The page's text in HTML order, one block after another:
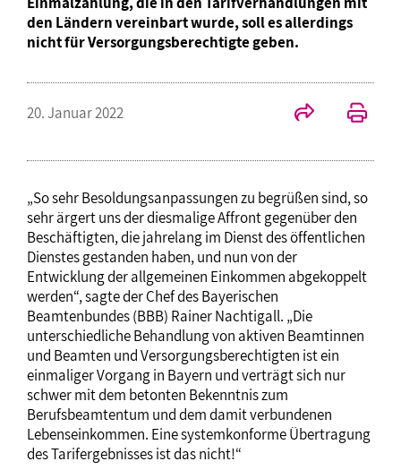
den Ländern vereinbart wurde, soll es allerdings
nicht für Versorgungsberechtigte geben.
20. Januar 2022
„So sehr Besoldungsanpassungen zu begrüßen sind, so
sehr ärgert uns der diesmalige Affront gegenüber den
Beschäftigten, die jahrelang im Dienst des öffentlichen
Dienstes gestanden haben, und nun von der
Entwicklung der allgemeinen Einkommen abgekoppelt
werden“, sagte der Chef des Bayerischen
Beamtenbundes (BBB) Rainer Nachtigall. „Die
unterschiedliche Behandlung von aktiven Beamtinnen
und Beamten und Versorgungsberechtigten ist ein
einmaliger Vorgang in Bayern und verträgt sich nur
schwer mit dem betonten Bekenntnis zum
Berufsbeamtentum und dem damit verbundenen
Lebenseinkommen. Eine systemkonforme Übertragung
des Tarifergebnisses ist das nicht!“